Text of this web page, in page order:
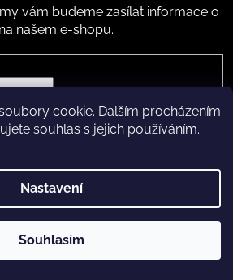
cookie. Dalším procházením
souhlas s jejich používáním..
Nastavení
Souhlasím
vám budeme zasílat informace o
našem e-shopu.
spodmínkami ochrany
Shoptet